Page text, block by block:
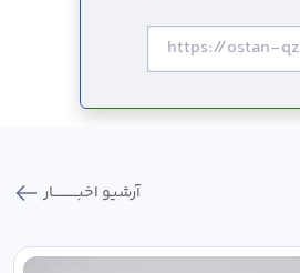
آرشیو اخبـــــــــــار